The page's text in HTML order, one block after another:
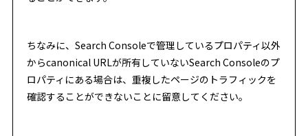
ちなみに、Search Consoleで管理しているプロパティ以外
からcanonical URLが所有していないSearch Consoleのプ
ロパティにある場合は、重複したページのトラフィックを
確認することができないことに留意してください。